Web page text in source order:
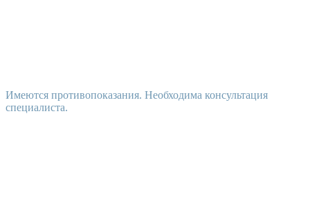
Имеются противопоказания. Необходима консультация
специалиста.